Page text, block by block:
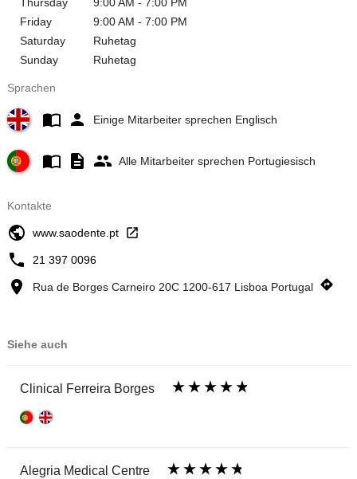
Friday
9:00 AM - 7:00 PM
Saturday
Ruhetag
Sunday
Ruhetag
Sprachen
Einige Mitarbeiter sprechen Englisch
Alle Mitarbeiter sprechen Portugiesisch
Kontakte
www.saodente.pt
21 397 0096
Rua de Borges Carneiro 20C 1200-617 Lisboa Portugal
Siehe auch
Clinical Ferreira Borges
Alegria Medical Centre